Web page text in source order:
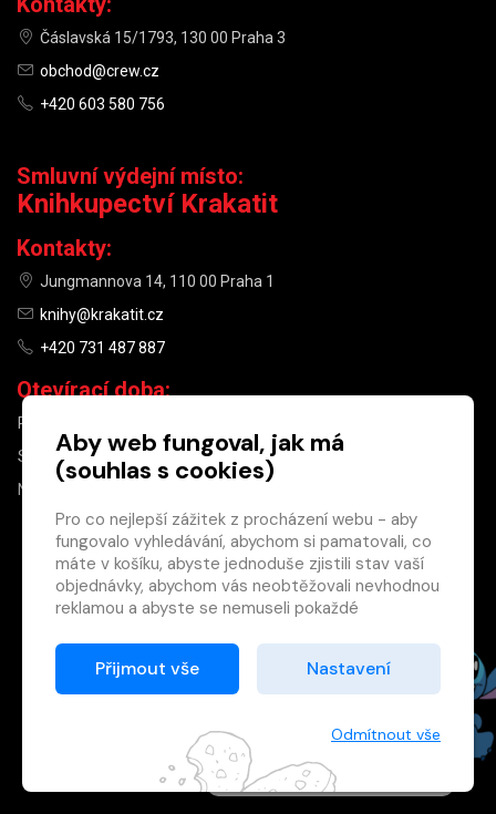
×
Máte u nás již
registrovaný
účet?
Registrací získáte slevu
na zboží ve výši 15 %
Registrovat
Čáslavská 15/1793, 130 00 Praha 3
obchod@crew.cz
+420 603 580 756
Smluvní výdejní místo:
Knihkupectví Krakatit
Kontakty:
Jungmannova 14, 110 00 Praha 1
knihy@krakatit.cz
+420 731 487 887
Otevírací doba:
PO–PÁ
SO
10:00–13:00
NE
Zásady cookies
Aby web fungoval, jak má
(souhlas s cookies)
Pro co nejlepší zážitek z procházení webu - aby
fungovalo vyhledávání, abychom si pamatovali, co
máte v košíku, abyste jednoduše zjistili stav vaší
objednávky, abychom vás neobtěžovali nevhodnou
reklamou a abyste se nemuseli pokaždé
Proto od vás potřebujeme souhlas se
zpracováním souborů cookies
Děkujeme, že nám ho dáte a pomůžete nám tak
Přijmout vše Nastavení
Odmítnout vše